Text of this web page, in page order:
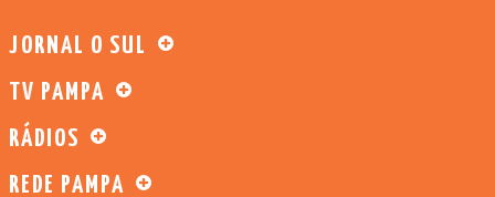
JORNAL O SUL
TV PAMPA
RÁDIOS
REDE PAMPA